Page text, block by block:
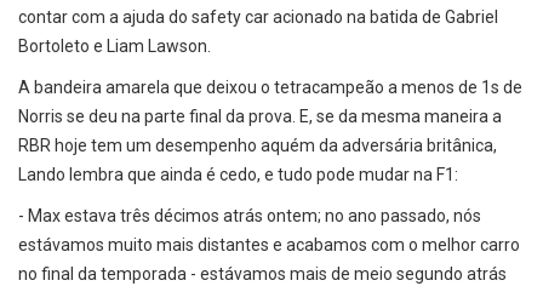
contar com a ajuda do safety car acionado na batida de Gabriel
Bortoleto e Liam Lawson.
A bandeira amarela que deixou o tetracampeão a menos de 1s de
Norris se deu na parte final da prova. E, se da mesma maneira a
RBR hoje tem um desempenho aquém da adversária britânica,
Lando lembra que ainda é cedo, e tudo pode mudar na F1:
- Max estava três décimos atrás ontem; no ano passado, nós
estávamos muito mais distantes e acabamos com o melhor carro
no final da temporada - estávamos mais de meio segundo atrás